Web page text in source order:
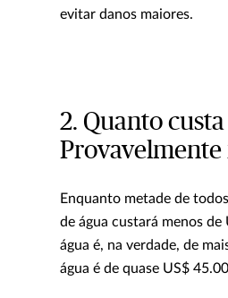
evitar danos maiores.
2. Quanto
Provavelmente
Enquanto metade de
de água custará menos
água é, na verdade, de
água é de quase US$